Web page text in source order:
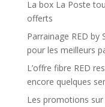
La box La Poste
offerts
Parrainage RED by
pour les meilleurs
L’offre fibre RED
encore quelques
Les promotions sur